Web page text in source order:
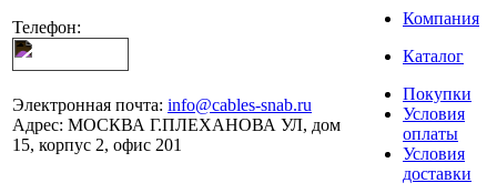
Телефон:
Электронная почта: info@cables-snab.ru
Адрес: МОСКВА Г.ПЛЕХАНОВА УЛ, дом
15, корпус 2, офис 201
Компания
Каталог
Покупки
Условия
оплаты
Условия
доставки